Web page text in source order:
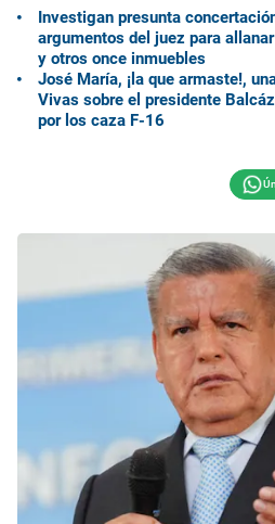
Investigan presunta
argumentos del juez para
y otros once inmuebles
José María, ¡la que armaste!,
Vivas sobre el presidente
por los caza F-16